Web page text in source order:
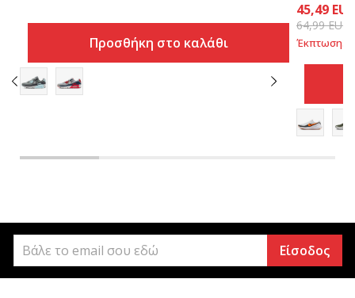
Προσθήκη στο καλάθι
45,49 EUR
64,99EUR
Έκπτωση30
Είσοδος